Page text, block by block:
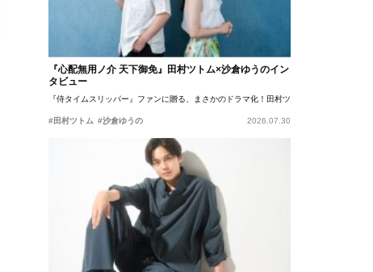
『心配無用ノ介 天下御免』田村ツトム×沙倉ゆうのイン
タビュー
『侍タイムスリッパー』ファンに贈る、まさかのドラマ化！田村ツトム×沙倉ゆうのが語
#田村ツトム #沙倉ゆうの 2026.07.30